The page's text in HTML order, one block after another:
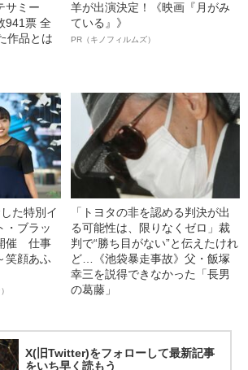
サミー
941票 全
作品とは
羊が出演決定！《映画『月がみ
ている』》
PR（キノフィルムズ）
た特別イ
・ブラッ
催 仕事
笑顔あふ
「トヨタの非を認める判決が出
る可能性は、限りなくゼロ」裁
判で“勝ち目がない”と伝えたけれ
ど…《池袋暴走事故》父・飯塚
幸三を説得できなかった「長男
の葛藤」
X(旧Twitter)をフォローして最新記事
をいち早く読もう